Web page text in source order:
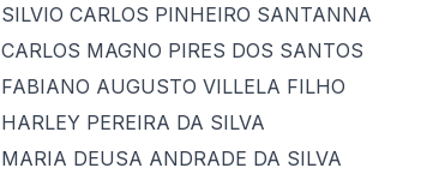
SILVIO CARLOS PINHEIRO SANTANNA
CARLOS MAGNO PIRES DOS SANTOS
FABIANO AUGUSTO VILLELA FILHO
HARLEY PEREIRA DA SILVA
MARIA DEUSA ANDRADE DA SILVA